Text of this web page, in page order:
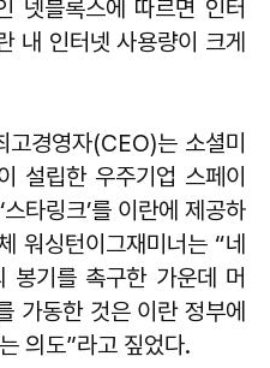
넷블록스에 따르면 인터
내 인터넷 사용량이 크게
경영자(CEO)는 소셜미
설립한 우주기업 스페이
타링크’를 이란에 제공하
워싱턴이그재미너는 “네
봉기를 촉구한 가운데 머
가동한 것은 이란 정부에
의도”라고 짚었다.